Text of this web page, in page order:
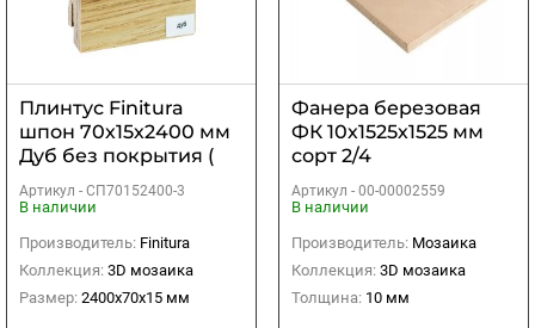
Плинтус Finitura
шпон 70х15х2400 мм
Дуб без покрытия (
под тонировку)
Артикул - СП70152400-3
В наличии
Производитель: Finitura
Коллекция: 3D мозаика
Размер: 2400х70х15 мм
Фанера березовая
ФК 10х1525х1525 мм
сорт 2/4
Артикул - 00-00002559
В наличии
Производитель: Мозаика
Коллекция: 3D мозаика
Толщина: 10 мм